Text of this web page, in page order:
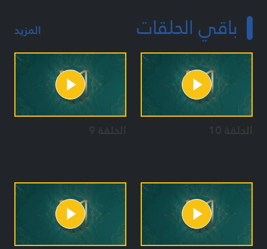
باقي الحلقات المزيد
الحلقة 10 الحلقة 9